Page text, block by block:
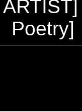
Poetry